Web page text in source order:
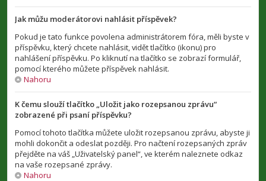
Jak můžu moderátorovi nahlásit příspěvek?
Pokud je tato funkce povolena administrátorem fóra, měli byste v
příspěvku, který chcete nahlásit, vidět tlačítko (ikonu) pro
nahlášení příspěvku. Po kliknutí na tlačítko se zobrazí formulář,
pomocí kterého můžete příspěvek nahlásit.
Nahoru
K čemu slouží tlačítko „Uložit jako rozepsanou zprávu“
zobrazené při psaní příspěvku?
Pomocí tohoto tlačítka můžete uložit rozepsanou zprávu, abyste ji
mohli dokončit a odeslat později. Pro načtení rozepsaných zpráv
přejděte na váš „Uživatelský panel“, ve kterém naleznete odkaz
na vaše rozepsané zprávy.
Nahoru